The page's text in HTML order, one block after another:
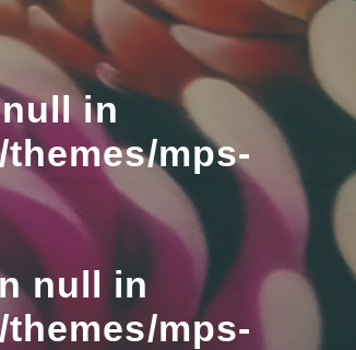
in
mps-
null in
mps-